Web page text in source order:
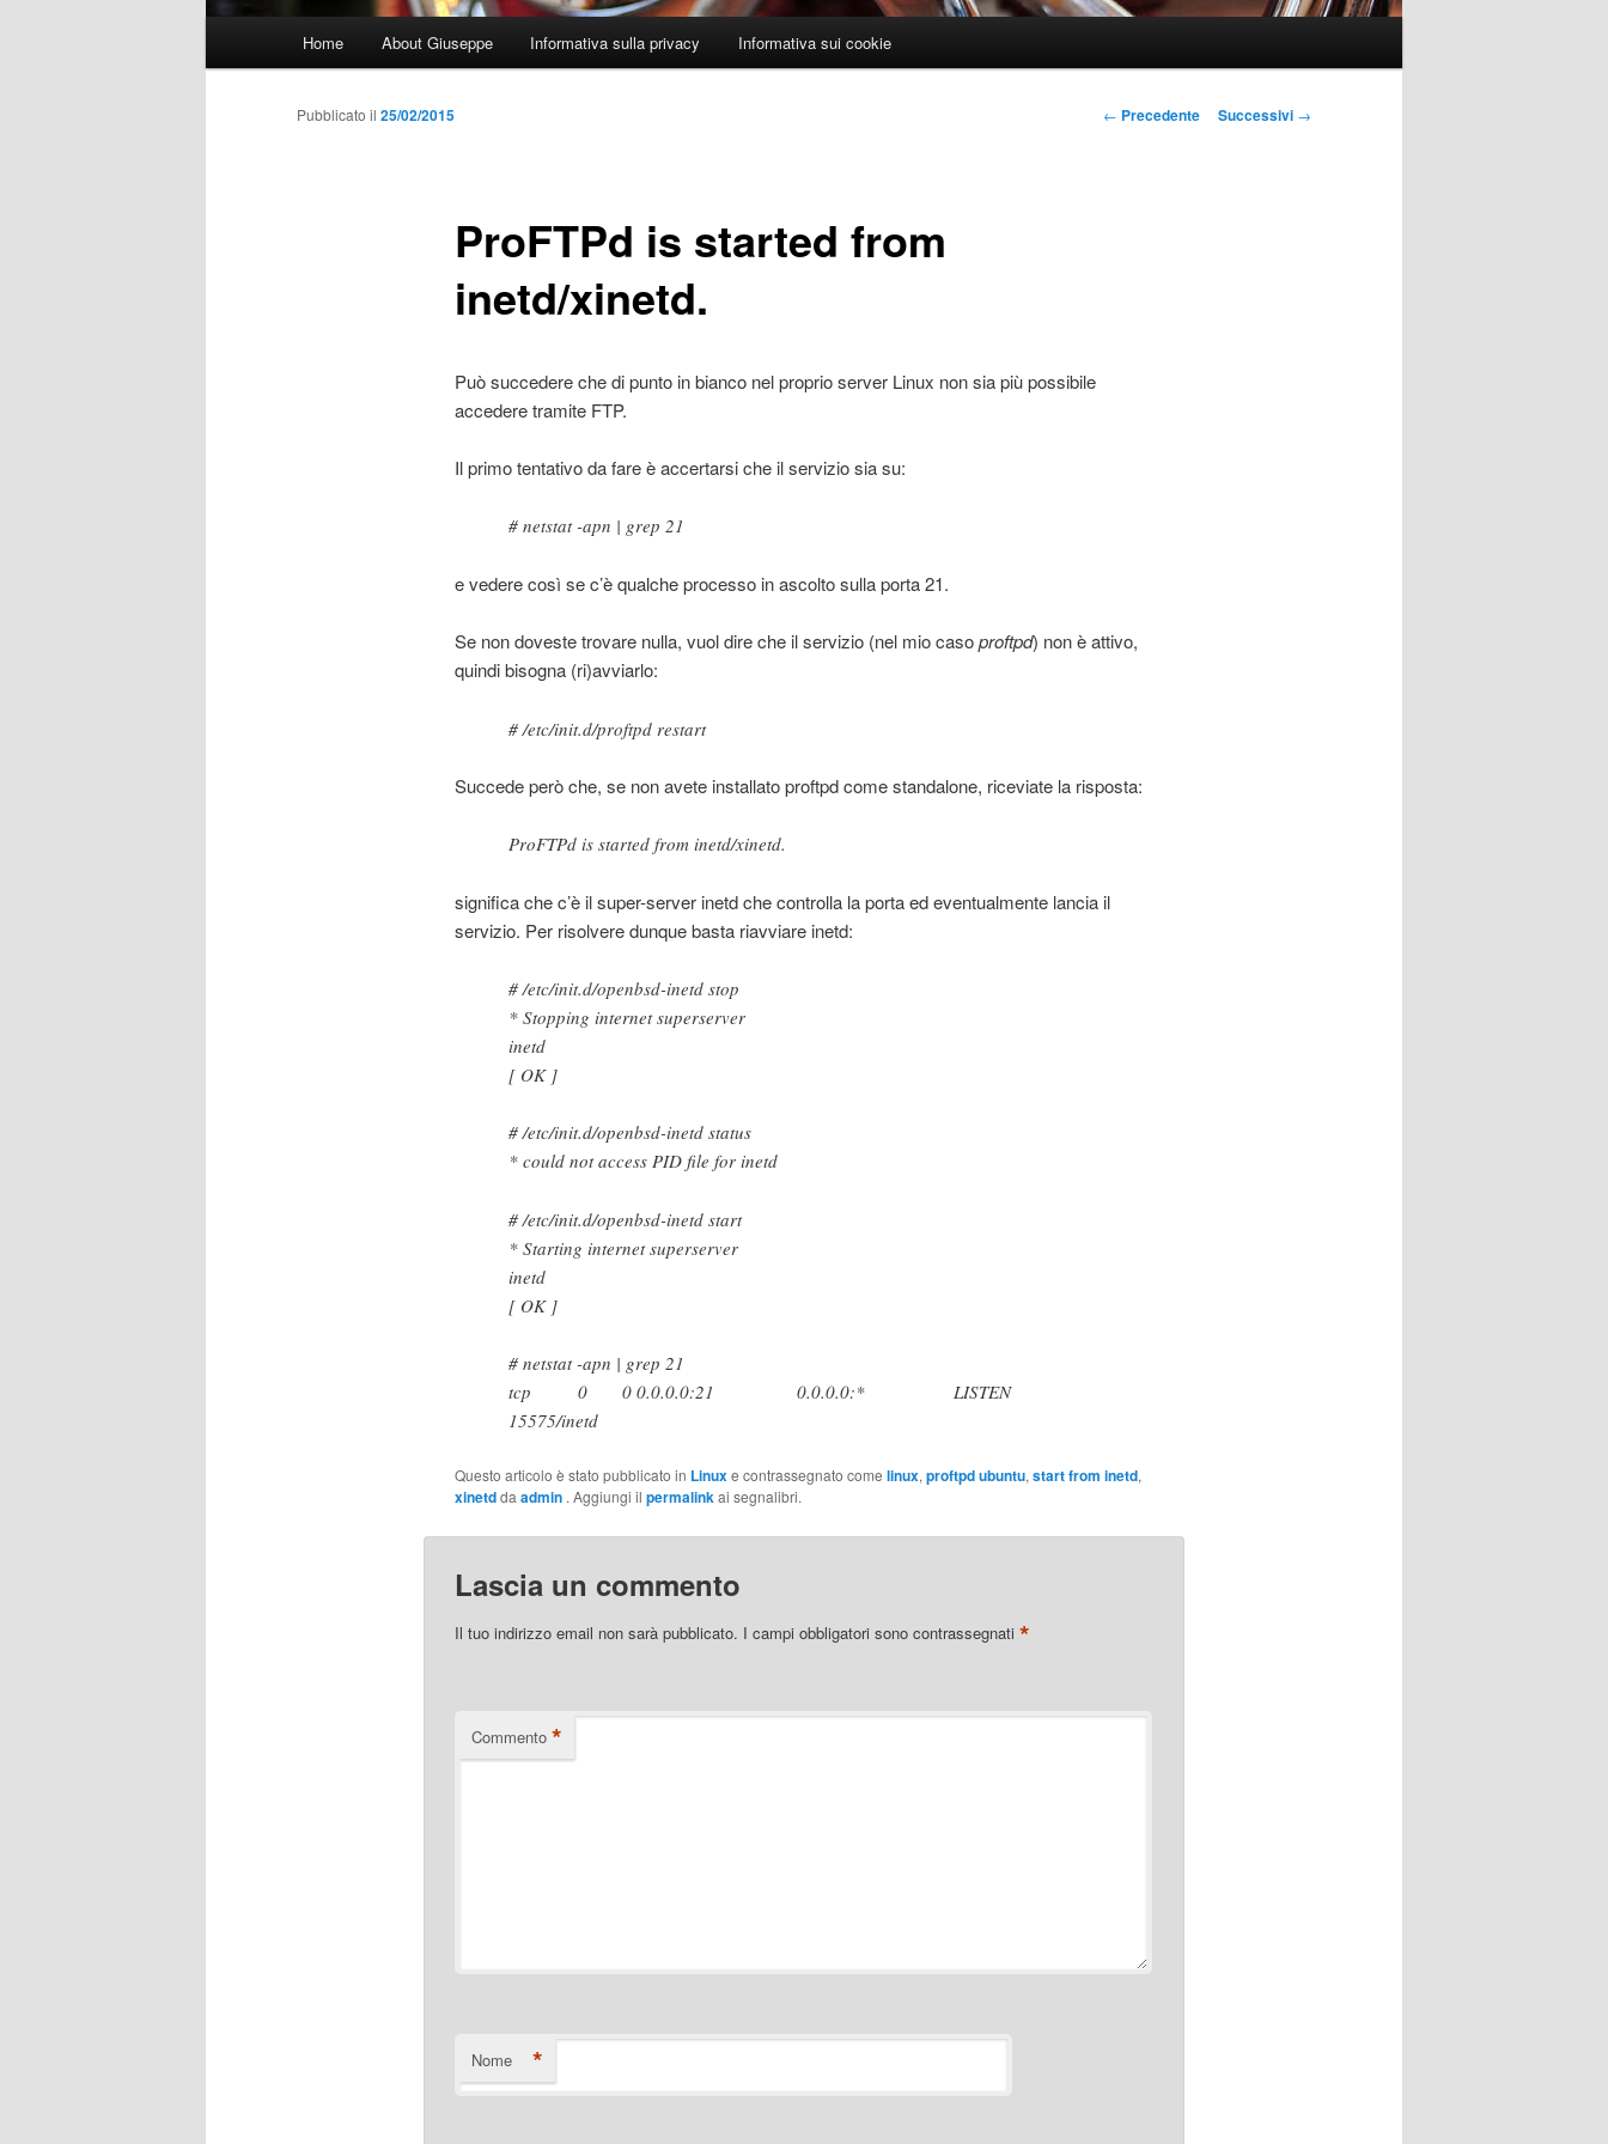
Home About Giuseppe Informativa sulla privacy Informativa sui cookie
Navigazione
← Precedente Successivi →
ProFTPd is started from
inetd/xinetd.
Pubblicato il 25/02/2015
Può succedere che di punto in bianco nel proprio server Linux non sia più possibile
accedere tramite FTP.
Il primo tentativo da fare è accertarsi che il servizio sia su:
# netstat -apn | grep 21
e vedere così se c’è qualche processo in ascolto sulla porta 21.
Se non doveste trovare nulla, vuol dire che il servizio (nel mio casoproftpd) non è attivo,
quindi bisogna (ri)avviarlo:
# /etc/init.d/proftpd restart
Succede però che, se non avete installato proftpd come standalone, riceviate la risposta:
ProFTPd is started from inetd/xinetd.
significa che c’è il super-server inetd che controlla la porta ed eventualmente lancia il
servizio. Per risolvere dunque basta riavviare inetd:
# /etc/init.d/openbsd-inetd stop
* Stopping internet superserver
inetd
[ OK ]
# /etc/init.d/openbsd-inetd status
* could not access PID file for inetd
# /etc/init.d/openbsd-inetd start
* Starting internet superserver
inetd
[ OK ]
# netstat -apn | grep 21
tcp 0 0 0.0.0.0:21 0.0.0.0:* LISTEN
15575/inetd
Questo articolo è stato pubblicato in Linuxe contrassegnato come linux, proftpd ubuntu, start from inetd,
xinetdda admin . Aggiungi il permalink ai segnalibri.
Lascia un commento
Il tuo indirizzo email non sarà pubblicato. I campi obbligatori sono contrassegnati *
Commento *
Nome *